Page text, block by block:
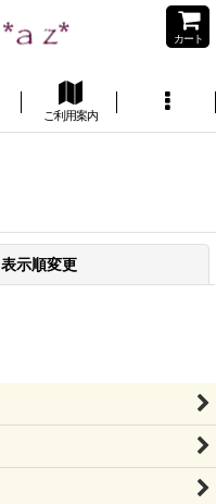
カート
ご利用案内
表示順変更